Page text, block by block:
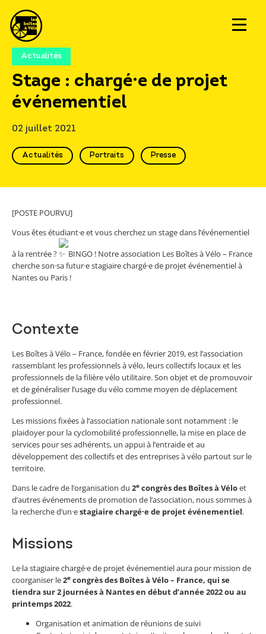
Actualités
Stage : chargé·e de projet
événementiel
02 juillet 2021
Actualités Portraits Presse
[POSTE POURVU]
Vous êtes étudiant·e et vous cherchez un stage dans l’événementiel
à la rentrée ?
BINGO ! Notre association Les Boîtes à Vélo – France
cherche son·sa futur·e stagiaire chargé·e de projet événementiel à
Nantes ou Paris !
Contexte
Les Boîtes à Vélo – France, fondée en février 2019, est l’association
rassemblant les professionnels à vélo, leurs collectifs locaux et les
professionnels de la filière vélo utilitaire. Son objet et de promouvoir
et de généraliser l’usage du vélo comme moyen de déplacement
professionnel.
Les missions fixées à l’association nationale sont notamment : le
plaidoyer pour la cyclomobilité professionnelle, la mise en place de
services pour ses adhérents, un appui à l’entraide et au
développement des collectifs et des entreprises à vélo partout sur le
territoire.
Dans le cadre de l’organisation du 2e congrès des Boîtes à Véloet
d’autres événements de promotion de l’association, nous sommes à
la recherche d’un·estagiaire chargé·e de projet événementiel.
Missions
Le·la stagiaire chargé·e de projet événementiel aura pour mission de
coorganiser le2e congrès des Boîtes à Vélo – France, qui se
tiendra sur 2 journées à Nantes en début d’année 2022 ou au
printemps 2022.
Organisation et animation de réunions de suivi